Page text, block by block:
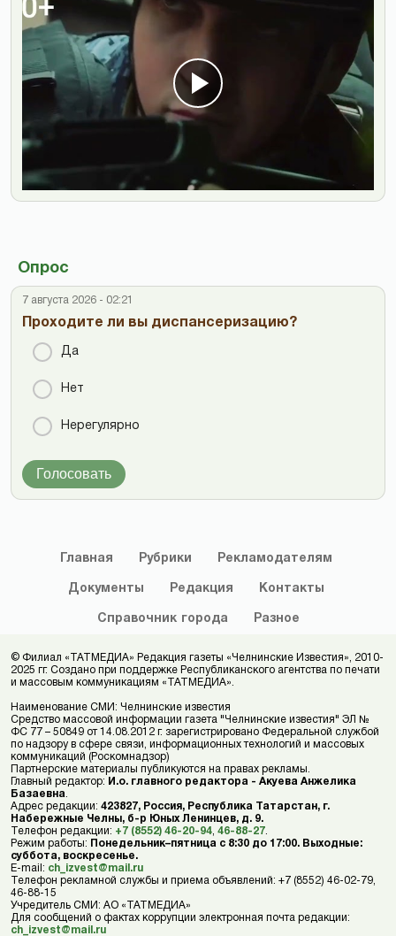
Опрос
7 августа 2026 - 02:21
Проходите ли вы диспансеризацию?
Да
Нет
Нерегулярно
Голосовать
Главная Рубрики Рекламодателям
Документы Редакция Контакты
Справочник города Разное
© Филиал «ТАТМЕДИА» Редакция газеты «Челнинские Известия», 2010-
2025 гг. Создано при поддержке Республиканского агентства по печати
и массовым коммуникациям «ТАТМЕДИА».
Наименование СМИ: Челнинские известия
Средство массовой информации газета "Челнинские известия" ЭЛ №
ФС 77 – 50849 от 14.08.2012 г. зарегистрировано Федеральной службой
по надзору в сфере связи, информационных технологий и массовых
коммуникаций (Роскомнадзор)
Партнерские материалы публикуются на правах рекламы.
Главный редактор: И.о. главного редактора - Акуева Анжелика
Базаевна
Адрес редакции: 423827, Россия, Республика Татарстан, г.
Набережные Челны, б-р Юных Ленинцев, д. 9.
Телефон редакции: +7 (8552) 46-20-94 46-88-27
Режим работы: Понедельник–пятница с 8:30 до 17:00. Выходные:
суббота, воскресенье.
E-mail: ch_izvest@mail.ru
Телефон рекламной службы и приема объявлений: +7 (8552) 46-02-79,
46-88-15
Учредитель СМИ: АО «ТАТМЕДИА»
Для сообщений о фактах коррупции электронная почта редакции:
ch_izvest@mail.ru